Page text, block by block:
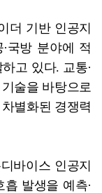
더 기반 인공지
국방 분야에 적
고 있다. 교통·
술을 바탕으로
별화된 경쟁력
바이스 인공지
발생을 예측·